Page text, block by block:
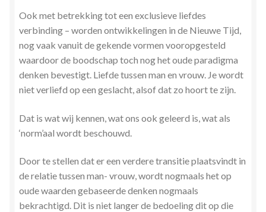
Transactionele Analyse
Verbinden en Transformeren met 17 Archeia en hun
Tweelingvlam
Winkel
Winkelwagen
Ook met betrekking tot een exclusieve liefdes
verbinding – worden ontwikkelingen in de Nieuwe Tijd,
nog vaak vanuit de gekende vormen vooropgesteld
waardoor de boodschap toch nog het oude paradigma
denken bevestigt. Liefde tussen man en vrouw. Je wordt
niet verliefd op een geslacht, alsof dat zo hoort te zijn.
Dat is wat wij kennen, wat ons ook geleerd is, wat als
‘norm’aal wordt beschouwd.
Door te stellen dat er een verdere transitie plaatsvindt in
de relatie tussen man- vrouw, wordt nogmaals het op
oude waarden gebaseerde denken nogmaals
bekrachtigd. Dit is niet langer de bedoeling dit op die